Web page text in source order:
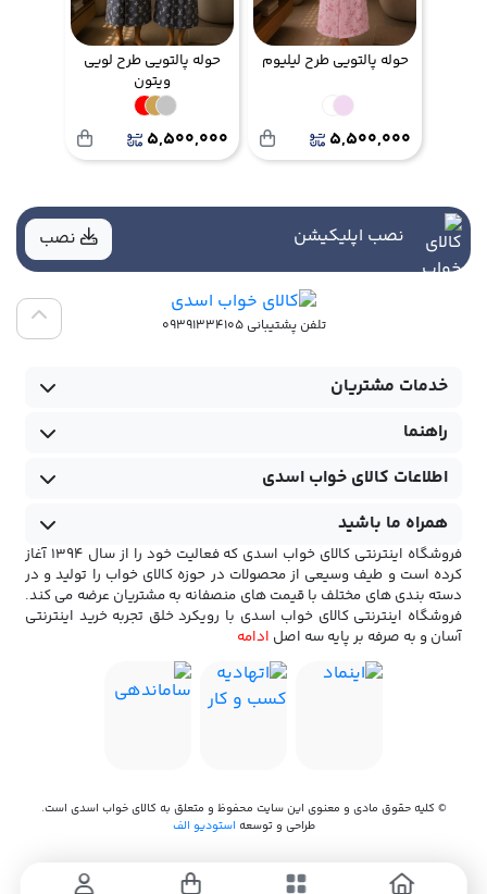
حوله پالتویی طرح لیلیوم
5,500,000
حوله پالتویی طرح لویی
ویتون
5,500,000
نصب اپلیکیشن نصب
تلفن پشتیبانی 09391334105
خدمات مشتریان
راهنما
اطلاعات کالای خواب اسدی
همراه ما باشید
فروشگاه اینترنتی کالای خواب اسدی که فعالیت خود را از سال 1394 آغاز
کرده است و طیف وسیعی از محصولات در حوزه کالای خواب را تولید و در
دسته بندی های مختلف با قیمت های منصفانه به مشتریان عرضه می کند.
فروشگاه اینترنتی کالای خواب اسدی با رویکرد خلق تجربه خرید اینترنتی
آسان و به صرفه بر پایه سه اصل ادامه
© کلیه حقوق مادی و معنوی این سایت محفوظ و متعلق به کالای خواب اسدی است.
طراحی و توسعه استودیو الف